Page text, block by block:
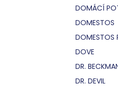
DOMÁCÍ
DOMESTOS
DOMESTOS
DOVE
DR.
DR. DEVIL